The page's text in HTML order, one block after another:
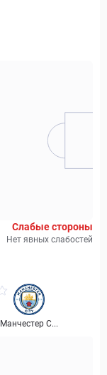
Слабые стороны
Нет явных слабостей
Манчестер С...